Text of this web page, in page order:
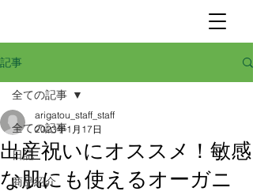
記事
全ての記事
日記
商品紹介
全ての記事
出産祝いにオススメ！敏感
な肌にも使えるオーガニ
arigatou_staff_staff
2023年1月17日